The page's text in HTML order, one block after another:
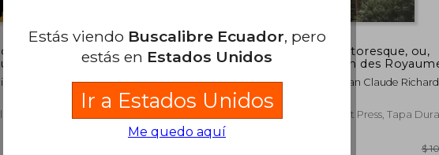
Tome
1 ;
Voyage Pittoresque, ou,
Description des Royaumes
1A2(Legare Street pr) (en
Francés)
Saint Non Jean Claude Richard De
17,Chamfort Se&#769;Bastien-
Roch-Nicolas 1,Fragonard
Honore&#769; 1732-1799
Voyage Pittoresque, ou,
Description des
de Naples et de Sicile;
1a2 (en Francés)
Saint Non Jean Claude
Roch-Nicolas 1,Fragonard
Honore&#769; 1732-1799
Legare Street Press, Tapa
Estás viendo Buscalibre Ecuador, pero
estás en Estados Unidos
Ir a Estados Unidos
Me quedo aquí